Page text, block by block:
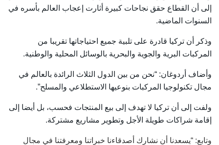
إلى أن القطاع حقق نجاحات كبيرة أثارت إعجاب العالم بأسره في
السنوات الماضية.
وذكر أن تركيا قادرة على تلبية جميع احتياجاتها تقريبا من
المركبات البرية والجوية والبحرية بالوسائل المحلية والوطنية.
وأضاف أردوغان: “نحن من بين الدول الثلاث الرائدة بالعالم في
مجال تكنولوجيا المركبات بنوعيها الاستطلاعي والمسلح”.
ولفت إلى أن تركيا لا تهدف إلى بيع المنتجات فحسب، بل أيضا إلى
إقامة شراكات طويلة الأجل وتطوير مشاريع مشتركة.
وتابع: “يسعدنا أن نشارك أصدقاءنا خبراتنا ومعرفتنا في مجال